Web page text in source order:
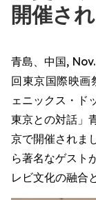
開催さ
青島、中国,
回東京国際映画
ェニックス・ド
東京との対話」
京で開催されま
ら著名なゲスト
レビ文化の融合